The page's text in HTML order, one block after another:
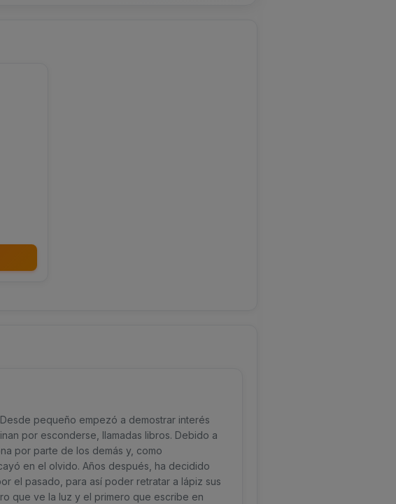
pequeño empezó a demostrar interés
por esconderse, llamadas libros. Debido a
por parte de los demás y, como
en el olvido. Años después, ha decidido
el pasado, para así poder retratar a lápiz sus
que ve la luz y el primero que escribe en